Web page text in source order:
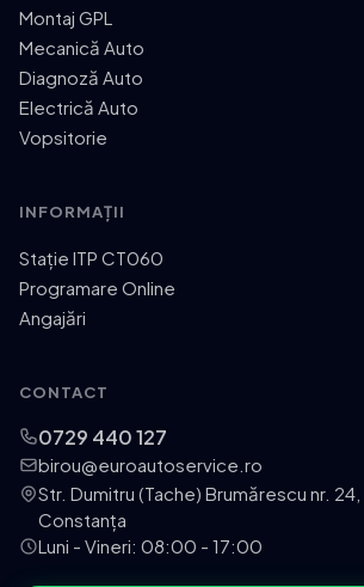
Montaj GPL
Mecanică Auto
Diagnoză Auto
Electrică Auto
Vopsitorie
INFORMAȚII
Stație ITP CT060
Programare Online
Angajări
CONTACT
0729 440 127
birou@euroautoservice.ro
Str. Dumitru (Tache) Brumărescu nr.
Constanța
Luni - Vineri: 08:00 - 17:00